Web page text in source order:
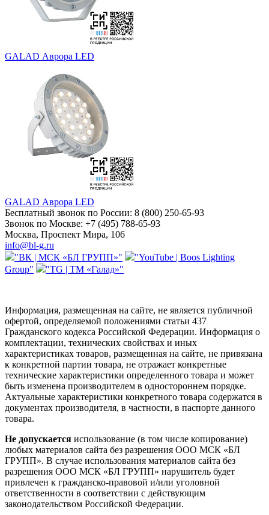
GALAD Аврора LED
GALAD Аврора LED
Бесплатный звонок по России: 8 (800) 250-65-93
Звонок по Москве: +7 (495) 788-65-93
Москва, Проспект Мира, 106
info@bl-g.ru
"ВК | МСК «БЛ ГРУПП»"
"YouTube | Boos Lighting
Group"
"TG | ТМ «Галад»"
Информация, размещенная на сайте, не является публичной
офертой, определяемой положениями статьи 437
Гражданского кодекса Российской Федерации. Информация о
комплектации, технических свойствах и иных
характеристиках товаров, размещенная на сайте, не привязана
к конкретной партии товара, не отражает конкретные
технические характеристики определенного товара и может
быть изменена производителем в одностороннем порядке.
Актуальные характеристики конкретного товара содержатся в
документах производителя, в частности, в паспорте данного
товара.
Не допускается использование (в том числе копирование)
любых материалов сайта без разрешения ООО МСК «БЛ
ГРУПП». В случае использования материалов сайта без
разрешения ООО МСК «БЛ ГРУПП» нарушитель будет
привлечен к гражданско-правовой и/или уголовной
ответственности в соответствии с действующим
законодательством Российской Федерации.